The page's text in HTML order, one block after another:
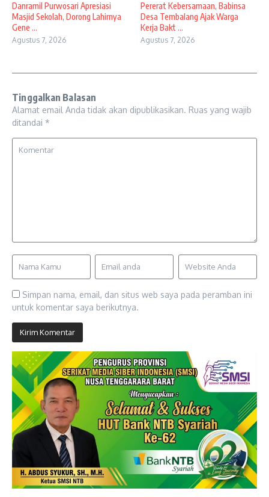
Danramil Purwosari Apresiasi
Masjid Sekolah, Dorong Lahirnya
Gene ...
Agustus 7, 2026
Pererat Kebersamaan, Babinsa
Desa Tembalang Ajak Warga
Kerja Bakt ...
Agustus 7, 2026
Tinggalkan Balasan
Alamat email Anda tidak akan dipublikasikan. Ruas yang wajib
ditandai *
Simpan nama, email, dan situs web saya pada peramban ini
untuk komentar saya berikutnya.